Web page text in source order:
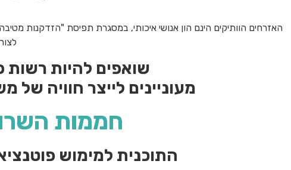
האזרחים הוותיקים הינם הון אנושי איכותי, במסגרת תפיסת "הזדקנות
שואפים להיות רשות
מעוניינים לייצר חוויה של
חממות השרון
התוכנית למימוש